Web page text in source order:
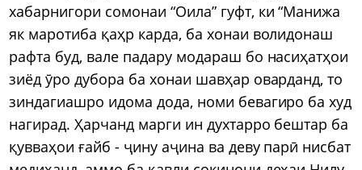
хабарнигори сомонаи “Оила” гуфт, ки “Манижа
як маротиба қаҳр карда, ба хонаи волидонаш
рафта буд, вале падару модараш бо насиҳатҳои
зиёд ӯро дубора ба хонаи шавҳар оварданд, то
зиндагиашро идома дода, номи бевагиро ба худ
нагирад. Ҳарчанд марги ин духтарро бештар ба
қувваҳои ғайб - ҷину аҷина ва деву парӣ нисбат